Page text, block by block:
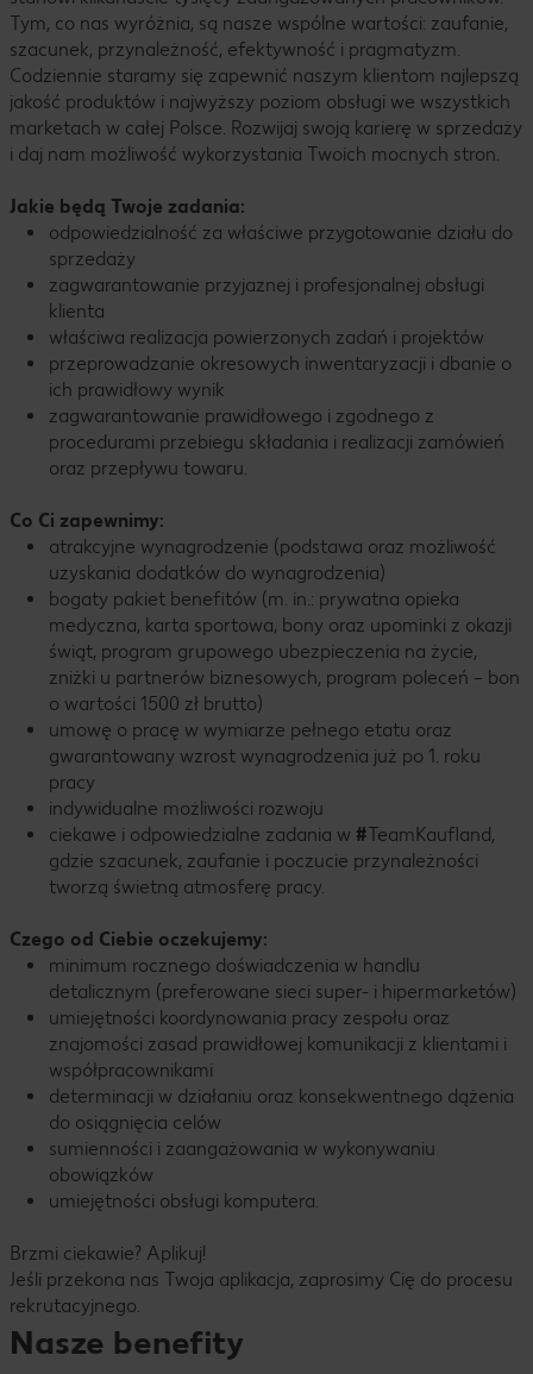
Tym, co nas wyróżnia, są nasze wspólne wartości: zaufanie,
szacunek, przynależność, efektywność i pragmatyzm.
Codziennie staramy się zapewnić naszym klientom najlepszą
jakość produktów i najwyższy poziom obsługi we wszystkich
marketach w całej Polsce. Rozwijaj swoją karierę w sprzedaży
i daj nam możliwość wykorzystania Twoich mocnych stron.
Jakie będą Twoje zadania:
odpowiedzialność za właściwe przygotowanie działu do
sprzedaży
zagwarantowanie przyjaznej i profesjonalnej obsługi
klienta
właściwa realizacja powierzonych zadań i projektów
przeprowadzanie okresowych inwentaryzacji i dbanie o
ich prawidłowy wynik
zagwarantowanie prawidłowego i zgodnego z
procedurami przebiegu składania i realizacji zamówień
oraz przepływu towaru.
Co Ci zapewnimy:
atrakcyjne wynagrodzenie (podstawa oraz możliwość
uzyskania dodatków do wynagrodzenia)
bogaty pakiet benefitów (m. in.: prywatna opieka
medyczna, karta sportowa, bony oraz upominki z okazji
świąt, program grupowego ubezpieczenia na życie,
zniżki u partnerów biznesowych, program poleceń – bon
o wartości 1500 zł brutto)
umowę o pracę w wymiarze pełnego etatu oraz
gwarantowany wzrost wynagrodzenia już po 1. roku
pracy
indywidualne możliwości rozwoju
ciekawe i odpowiedzialne zadania w #TeamKaufland,
gdzie szacunek, zaufanie i poczucie przynależności
tworzą świetną atmosferę pracy.
Czego od Ciebie oczekujemy:
minimum rocznego doświadczenia w handlu
detalicznym (preferowane sieci super- i hipermarketów)
umiejętności koordynowania pracy zespołu oraz
znajomości zasad prawidłowej komunikacji z klientami i
współpracownikami
determinacji w działaniu oraz konsekwentnego dążenia
do osiągnięcia celów
sumienności i zaangażowania w wykonywaniu
obowiązków
umiejętności obsługi komputera.
Brzmi ciekawie? Aplikuj!
Jeśli przekona nas Twoja aplikacja, zaprosimy Cię do procesu
rekrutacyjnego.
Nasze benefity